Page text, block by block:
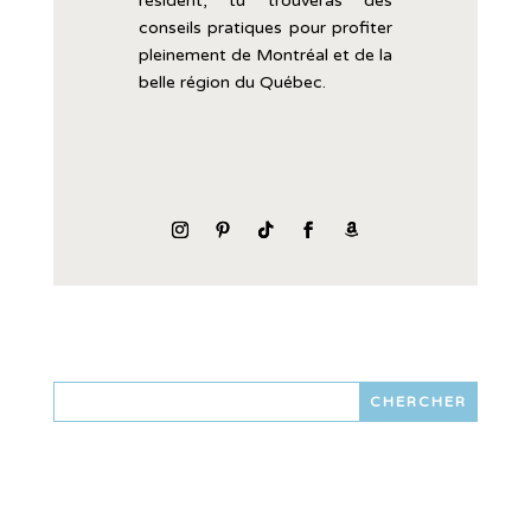
conseilspratiques pourprofiter
pleinement de Montréaletdela
belle région du Québec.